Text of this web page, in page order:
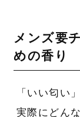
メンズ要
めの香り
「いい匂い
実際にどん